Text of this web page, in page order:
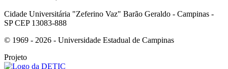
Cidade Universitária "Zeferino Vaz" Barão Geraldo - Campinas -
SP CEP 13083-888
© 1969 - 2026 - Universidade Estadual de Campinas
Projeto